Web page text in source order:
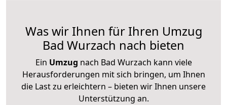
Was wir Ihnen für Ihren Umzug
Bad Wurzach nach bieten
Ein Umzug nach Bad Wurzach kann viele
Herausforderungen mit sich bringen, um Ihnen
die Last zu erleichtern – bieten wir Ihnen unsere
Unterstützung an.